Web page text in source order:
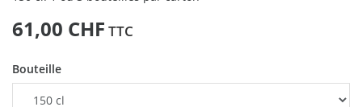
61,00 CHF TTC
Bouteille